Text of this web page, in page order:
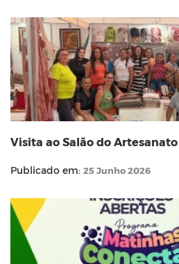
Visita ao Salão do Artesanato
Publicado em: 25 Junho 2026